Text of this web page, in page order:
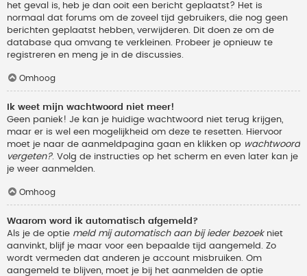
het geval is, heb je dan ooit een bericht geplaatst? Het is
normaal dat forums om de zoveel tijd gebruikers, die nog geen
berichten geplaatst hebben, verwijderen. Dit doen ze om de
database qua omvang te verkleinen. Probeer je opnieuw te
registreren en meng je in de discussies.
Omhoog
Ik weet mijn wachtwoord niet meer!
Geen paniek! Je kan je huidige wachtwoord niet terug krijgen,
maar er is wel een mogelijkheid om deze te resetten. Hiervoor
moet je naar de aanmeldpagina gaan en klikken op wachtwoord
vergeten?. Volg de instructies op het scherm en even later kan je
je weer aanmelden.
Omhoog
Waarom word ik automatisch afgemeld?
Als je de optie meld mij automatisch aan bij ieder bezoekniet
aanvinkt, blijf je maar voor een bepaalde tijd aangemeld. Zo
wordt vermeden dat anderen je account misbruiken. Om
aangemeld te blijven, moet je bij het aanmelden de optie